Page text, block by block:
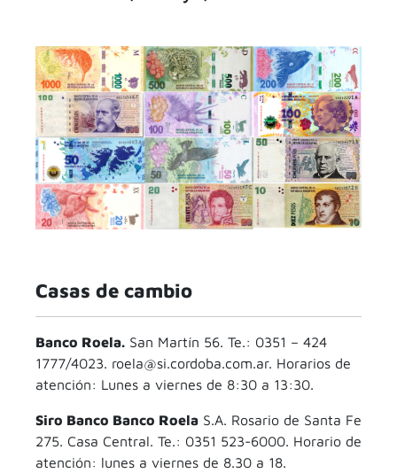
Casas de cambio
Banco Roela. San Martín 56. Te.: 0351 – 424
1777/4023. roela@si.cordoba.com.ar. Horarios de
atención: Lunes a viernes de 8:30 a 13:30.
Siro Banco Banco Roela S.A. Rosario de Santa Fe
275. Casa Central. Te.: 0351 523-6000. Horario de
atención: lunes a viernes de 8.30 a 18.